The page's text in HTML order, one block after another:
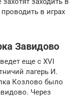
в играх
Завидово
еще с XVI
лагерь И.
Козлово было
Через